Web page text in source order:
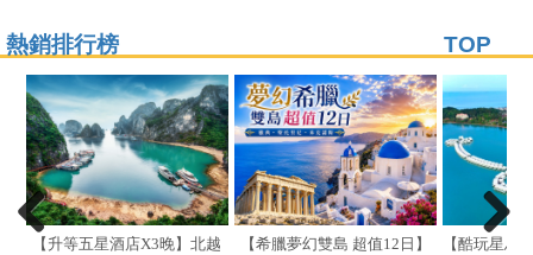
熱銷排行榜 TOP
【升等五星酒店X3晚】北越
【希臘夢幻雙島 超值12日】
【酷玩星馬